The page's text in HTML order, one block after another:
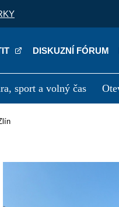
DISKUZNÍ FÓRUM
sport a volný čas